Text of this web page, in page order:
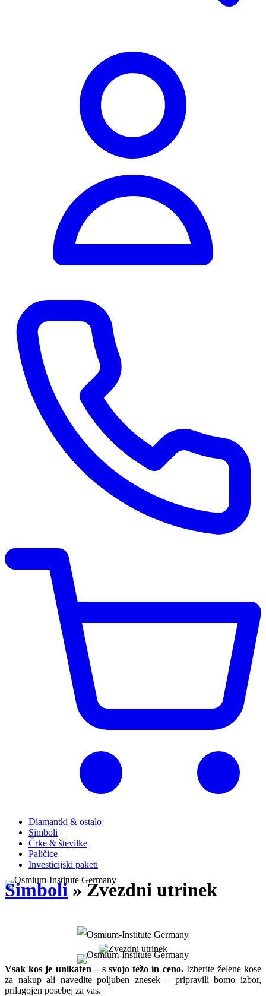
Diamantki & ostalo
Simboli
Črke & številke
Paličice
Investicijski paketi
Simboli» Zvezdni utrinek
Vsak kos je unikaten – s svojo težo in ceno.Izberite želene kose
za nakup ali navedite poljuben znesek – pripravili bomo izbor,
prilagojen posebej za vas.